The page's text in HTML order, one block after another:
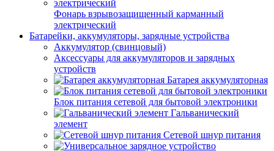
Фонарь взрывозащищенный карманный
электрический
Батарейки, аккумуляторы, зарядные устройства
Аккумулятор (свинцовый)
Аксессуары для аккумуляторов и зарядных
устройств
Батарея аккумуляторная
Блок питания сетевой для бытовой электроники
Гальванический
элемент
Сетевой шнур питания